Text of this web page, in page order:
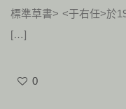
標準草書> <于右任>於
[…]
0